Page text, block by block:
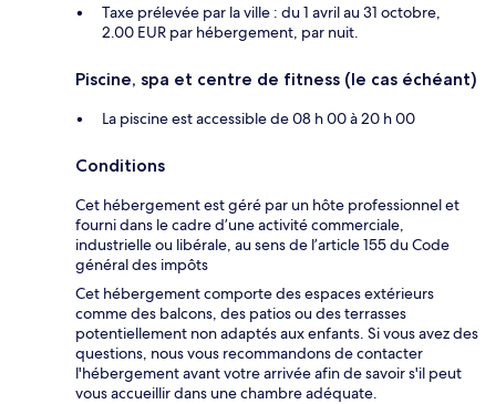
Taxe prélevée par la ville : du 1 avril au 31 octobre,
2.00 EUR par hébergement, par nuit.
Piscine, spa et centre de fitness (le cas échéant)
La piscine est accessible de 08 h 00 à 20 h 00
Conditions
Cet hébergement est géré par un hôte professionnel et
fourni dans le cadre d’une activité commerciale,
industrielle ou libérale, au sens de l’article 155 du Code
général des impôts
Cet hébergement comporte des espaces extérieurs
comme des balcons, des patios ou des terrasses
potentiellement non adaptés aux enfants. Si vous avez des
questions, nous vous recommandons de contacter
l'hébergement avant votre arrivée afin de savoir s'il peut
vous accueillir dans une chambre adéquate.